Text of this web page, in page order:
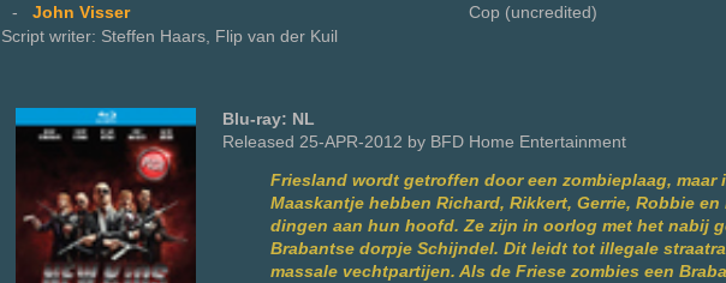
- John Visser
Cop (uncredited)
Script writer: Steffen Haars, Flip van der Kuil
Blu-ray: NL
Released 25-APR-2012 by BFD Home Entertainment
Friesland wordt getroffen door een zombieplaag, maar
Maaskantje hebben Richard, Rikkert, Gerrie, Robbie en
dingen aan hun hoofd. Ze zijn in oorlog met het nabij
Brabantse dorpje Schijndel. Dit leidt tot illegale
massale vechtpartijen. Als de Friese zombies een